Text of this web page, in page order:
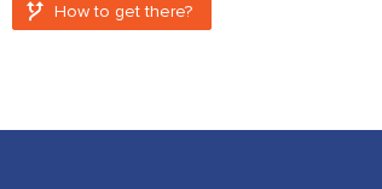
How to get there?